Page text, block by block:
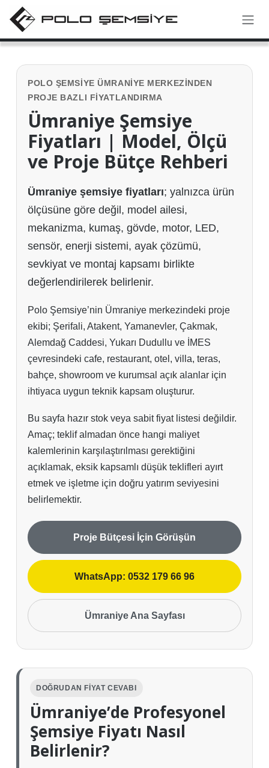
İçereği Atla
POLO ŞEMSIYE ÜMRANIYE MERKEZINDEN
PROJE BAZLI FIYATLANDIRMA
Ümraniye Şemsiye
Fiyatları | Model, Ölçü
ve Proje Bütçe Rehberi
Ümraniye şemsiye fiyatları; yalnızca ürün
ölçüsüne göre değil, model ailesi,
mekanizma, kumaş, gövde, motor, LED,
sensör, enerji sistemi, ayak çözümü,
sevkiyat ve montaj kapsamı birlikte
değerlendirilerek belirlenir.
Polo Şemsiye’nin Ümraniye merkezindeki proje
ekibi; Şerifali, Atakent, Yamanevler, Çakmak,
Alemdağ Caddesi, Yukarı Dudullu ve İMES
çevresindeki cafe, restaurant, otel, villa, teras,
bahçe, showroom ve kurumsal açık alanlar için
ihtiyaca uygun teknik kapsam oluşturur.
Bu sayfa hazır stok veya sabit fiyat listesi değildir.
Amaç; teklif almadan önce hangi maliyet
kalemlerinin karşılaştırılması gerektiğini
açıklamak, eksik kapsamlı düşük teklifleri ayırt
etmek ve işletme için doğru yatırım seviyesini
belirlemektir.
Proje Bütçesi İçin Görüşün
WhatsApp: 0532 179 66 96
Ümraniye Ana Sayfası
DOĞRUDAN FIYAT CEVABI
Ümraniye’de Profesyonel
Şemsiye Fiyatı Nasıl
Belirlenir?